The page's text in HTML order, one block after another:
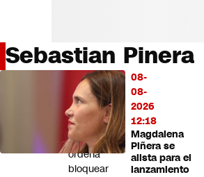
País
Programas completos
Cultura
Sebastian Pinera
08-
08-
2026
12:18
Magdalena
Piñera se
alista para el
lanzamiento
MÁS
LEÍDO
Tribunal
ordena
bloquear